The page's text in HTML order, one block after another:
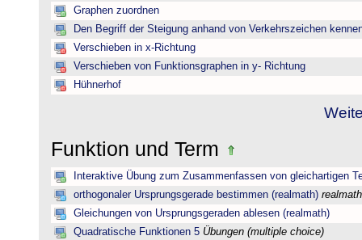
Graphen zuordnen
Den Begriff der Steigung anhand von Verkehrszeichen
Verschieben in x-Richtung
Verschieben von Funktionsgraphen in y- Richtung
Hühnerhof
Funktion und Term
Interaktive Übung zum Zusammenfassen von gleichartigen
orthogonaler Ursprungsgerade bestimmen (realmath) realmath
Gleichungen von Ursprungsgeraden ablesen (realmath)
Quadratische Funktionen 5 Übungen (multiple choice)